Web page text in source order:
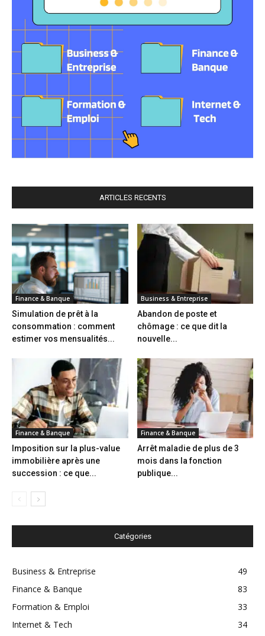
ARTICLES RECENTS
Finance & Banque
Simulation de prêt à la
consommation : comment
estimer vos mensualités...
Business & Entreprise
Abandon de poste et
chômage : ce que dit la
nouvelle...
Finance & Banque
Imposition sur la plus-value
immobilière après une
succession : ce que...
Finance & Banque
Arrêt maladie de plus de 3
mois dans la fonction
publique...
Catégories
Business & Entreprise
49
Finance & Banque
83
Formation & Emploi
33
Internet & Tech
34